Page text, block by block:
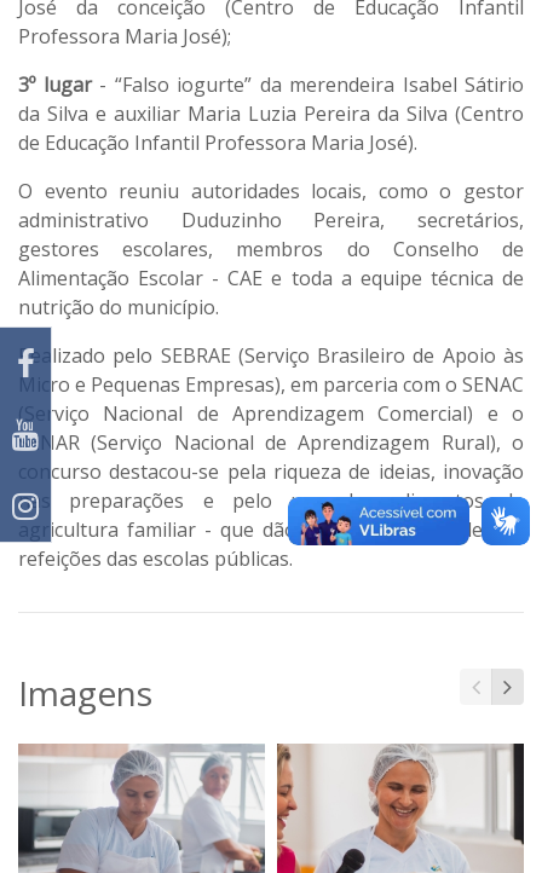
José da conceição (Centro de Educação Infantil
Professora Maria José);
3º lugar- “Falso iogurte” da merendeira Isabel Sátirio
da Silva e auxiliar Maria Luzia Pereira da Silva (Centro
de Educação Infantil Professora Maria José).
O evento reuniu autoridades locais, como o gestor
administrativo Duduzinho Pereira, secretários,
gestores escolares, membros do Conselho de
Alimentação Escolar - CAE e toda a equipe técnica de
nutrição do município.
Realizado pelo SEBRAE (Serviço Brasileiro de Apoio às
Micro e Pequenas Empresas), em parceria com o SENAC
(Serviço Nacional de Aprendizagem Comercial) e o
SENAR (Serviço Nacional de Aprendizagem Rural), o
concurso destacou-se pela riqueza de ideias, inovação
nas preparações e pelo uso dos alimentos da
agricultura familiar - que dão cor, sabor e saúde nas
refeições das escolas públicas.
Imagens